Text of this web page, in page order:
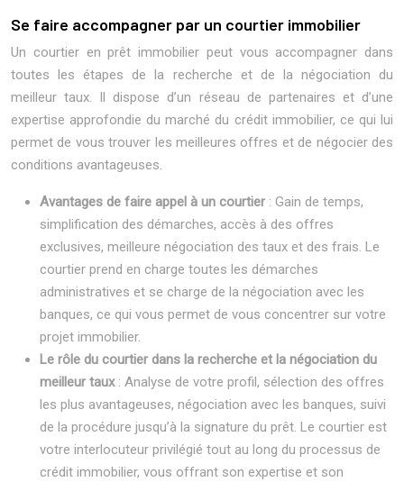
Se faire accompagner par un courtier immobilier
Un courtier en prêt immobilier peut vous accompagner dans
toutes les étapes de la recherche et de la négociation du
meilleur taux. Il dispose d’un réseau de partenaires et d’une
expertise approfondie du marché du crédit immobilier, ce qui lui
permet de vous trouver les meilleures offres et de négocier des
conditions avantageuses.
Avantages de faire appel à un courtier : Gain de temps,
simplification des démarches, accès à des offres
exclusives, meilleure négociation des taux et des frais. Le
courtier prend en charge toutes les démarches
administratives et se charge de la négociation avec les
banques, ce qui vous permet de vous concentrer sur votre
projet immobilier.
Le rôle du courtier dans la recherche et la négociation du
meilleur taux : Analyse de votre profil, sélection des offres
les plus avantageuses, négociation avec les banques, suivi
de la procédure jusqu’à la signature du prêt. Le courtier est
votre interlocuteur privilégié tout au long du processus de
crédit immobilier, vous offrant son expertise et son